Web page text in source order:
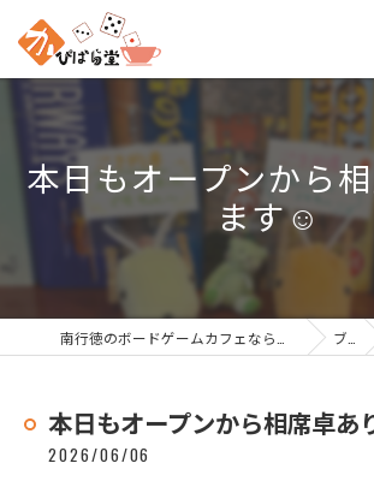
本日もオープンから
ます☺️
ブログ
本日もオープンから相席卓あ
2026/06/06